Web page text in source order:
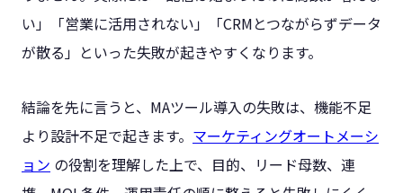
い」「営業に活用されない」「CRMとつながらずデータ
が散る」といった失敗が起きやすくなります。
結論を先に言うと、MAツール導入の失敗は、機能不足
より設計不足で起きます。 マーケティングオートメーシ
ョン の役割を理解した上で、目的、リード母数、連